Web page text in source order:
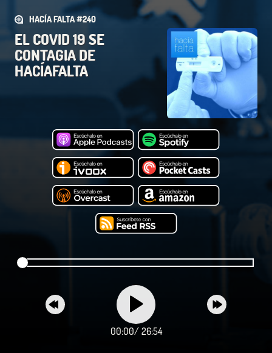
HACÍA FALTA #240
EL COVID 19 SE
CONTAGIA DE
HACÍAFALTA
00:00/ 26:54